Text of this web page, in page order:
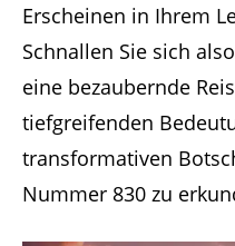
Erscheinen in Ihrem
Schnallen Sie sich
eine bezaubernde
tiefgreifenden
transformativen
Nummer 830 zu